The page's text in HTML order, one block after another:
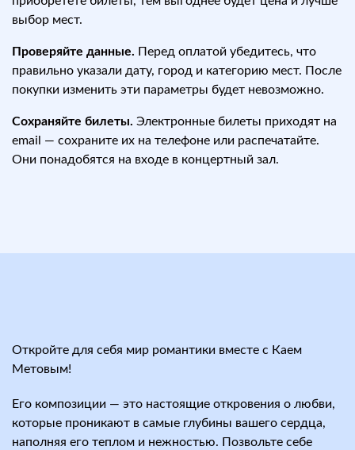
выбор мест.
Проверяйте данные. Перед оплатой убедитесь, что
правильно указали дату, город и категорию мест. После
покупки изменить эти параметры будет невозможно.
Сохраняйте билеты. Электронные билеты приходят на
email — сохраните их на телефоне или распечатайте.
Они понадобятся на входе в концертный зал.
Откройте для себя мир романтики вместе с Каем
Метовым!
Его композиции — это настоящие откровения о любви,
которые проникают в самые глубины вашего сердца,
наполняя его теплом и нежностью. Позвольте себе